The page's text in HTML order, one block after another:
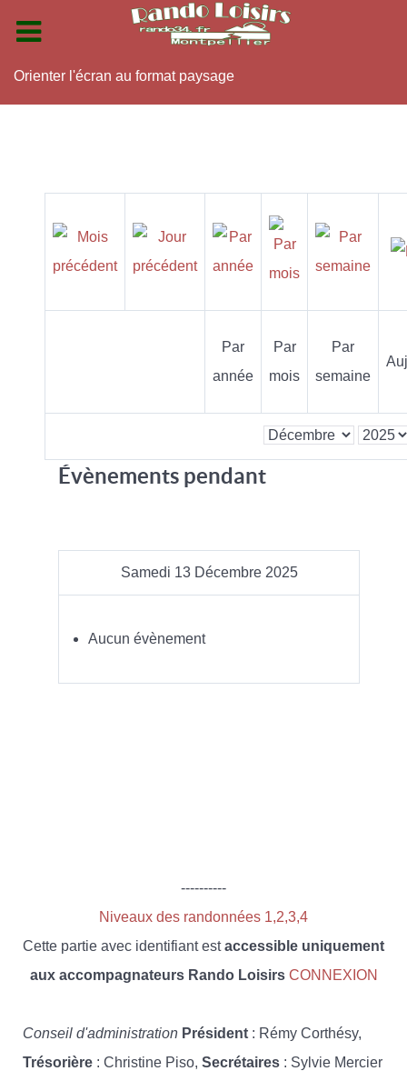
Orienter l'écran au format paysage
Par
année
Par
mois
Par
semaine
Évènements pendant
Samedi 13 Décembre 2025
Aucun évènement
----------
Niveaux des randonnées 1,2,3,4
Cette partie avec identifiant estaccessible uniquement
aux accompagnateurs Rando Loisirs CONNEXION
Conseil d'administration Président : Rémy Corthésy,
Trésorière : Christine Piso, Secrétaires : Sylvie Mercier